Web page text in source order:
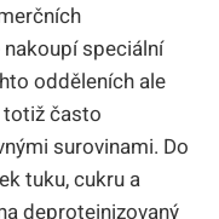
speciální
odděleních ale
často
surovinami. Do
tuku, cukru a
deproteinizovaný